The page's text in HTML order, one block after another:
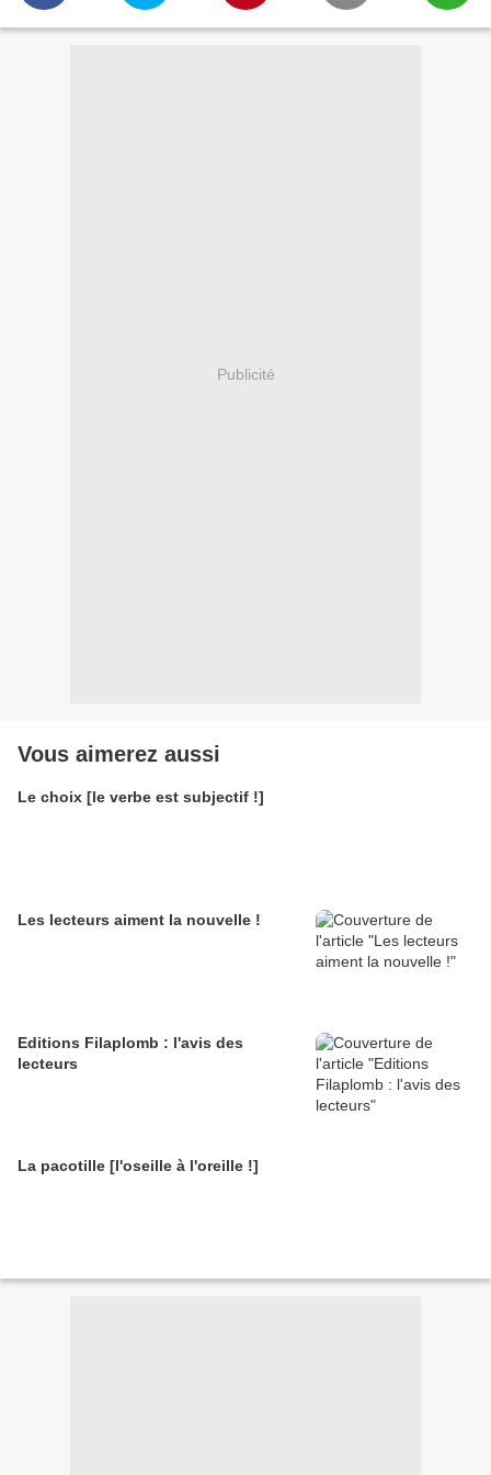
Publicité
Vous aimerez aussi
Le choix [le verbe est subjectif !]
Les lecteurs aiment la nouvelle !
Editions Filaplomb : l'avis des
lecteurs
La pacotille [l'oseille à l'oreille !]